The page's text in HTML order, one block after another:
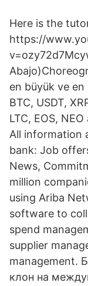
Here is the
https://
en büyük ve en
BTC, USDT,
LTC, EOS,
All information
bank: Job
News,
million
using Ariba
software to
spend
supplier
management.
клон на